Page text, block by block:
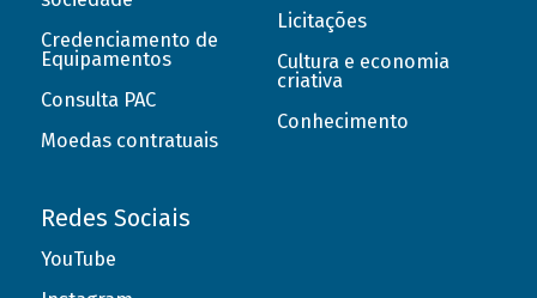
Credenciamento de
Equipamentos
Consulta PAC
Moedas contratuais
Licitações
Cultura e economia
criativa
Conhecimento
Redes Sociais
YouTube